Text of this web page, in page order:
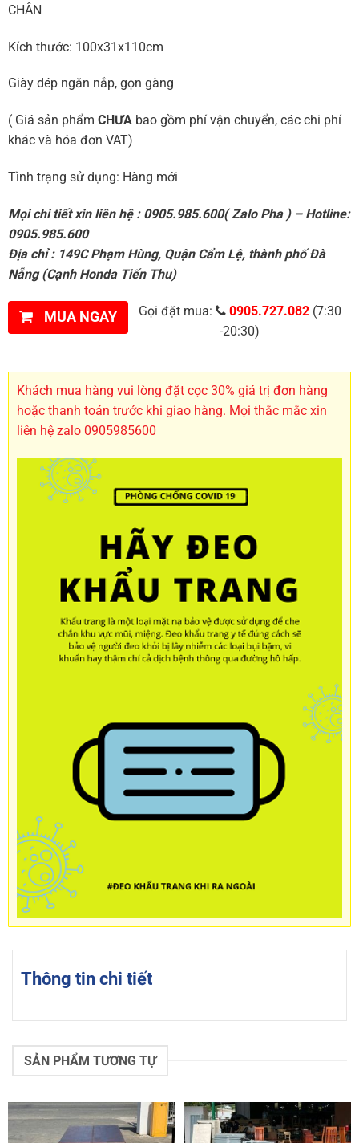
CHÂN
Kích thước: 100x31x110cm
Giày dép ngăn nắp, gọn gàng
( Giá sản phẩm CHƯAbao gồm phí vận chuyển, các chi phí
khác và hóa đơn VAT)
Tình trạng sử dụng: Hàng mới
Mọi chi tiết xin liên hệ : 0905.985.600( Zalo Pha ) – Hotline:
0905.985.600
Địa chỉ : 149C Phạm Hùng, Quận Cẩm Lệ, thành phố Đà
Nẵng (Cạnh Honda Tiến Thu)
MUA NGAY Gọi đặt mua: 0905.727.082(7:30
-20:30)
Khách mua hàng vui lòng đặt cọc 30% giá trị đơn hàng
hoặc thanh toán trước khi giao hàng. Mọi thắc mắc xin
liên hệ zalo 0905985600
Thông tin chi tiết
SẢN PHẨM TƯƠNG TỰ